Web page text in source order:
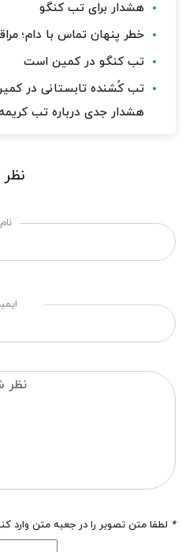
هشدار برای تب کنگو
خطر پنهان تماس با دام؛
تب کنگو در کمین است
تب کُشنده تابستانی در
هشدار جدی درباره تب
نام
* لطفا متن تصویر را در جعبه متن وارد